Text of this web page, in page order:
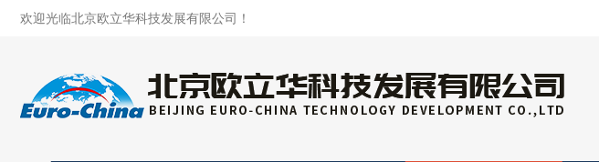
欢迎光临北京欧立华科技发展有限公司！